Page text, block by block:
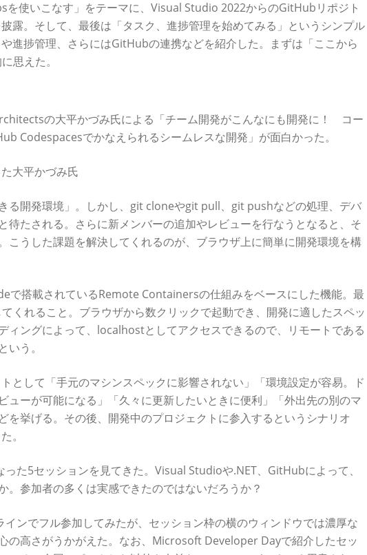
使いこなす」をテーマに、Visual Studio 2022からのGitHubリポジト
露。そして、最後は「タスク、進捗管理を始めてみる」というシンプル
進捗管理、さらにはGitHubの連携などを紹介した。まずは「ここから
思えた。
の大平かづみ氏による「チーム開発がこんなにも開発に！ コー
Codespacesでかなえられるシームレスな開発」が面白かった。
大平かづみ氏
る開発環境」。しかし、git cloneやgit pull、git pushなどの処理、デバ
待たされる。さらに新メンバーの追加やレビューを行なうとなると、そ
こうした課題を解決してくれるのが、ブラウザ上に簡単に開発環境を構
で搭載されているRemote Containersの仕組みをベースにした機能。最
くれること。ブラウザから数クリックで起動でき、開発に適したスペッ
ィングによって、localhostとしてアクセスできるので、リモートである
う。
として「手元のマシンスペックに影響されない」「環境設定が容易。ド
ューが可能になる」「久々に更新したいときに便利」「外出先の別のマ
を挙げる。その後、開発中のプロジェクトに参入するというシナリオ
。
た5セッションを見てきた。Visual Studioや.NET、GitHubによって、
。参加者の多くは実感できたのではないだろうか？
ンでフル参加してみたが、セッション枠の横のウィンドウでは濃厚な
の高さがうかがえた。なお、Microsoft Developer Dayで紹介したセッ